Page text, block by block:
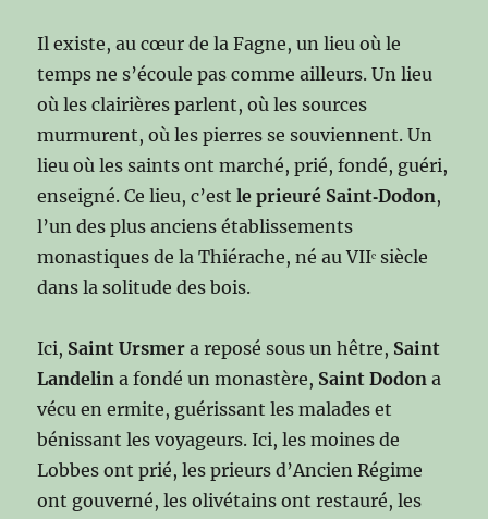
Il existe, au cœur de la Fagne, un lieu où le
temps ne s’écoule pas comme ailleurs. Un lieu
où les clairières parlent, où les sources
murmurent, où les pierres se souviennent. Un
lieu où les saints ont marché, prié, fondé, guéri,
enseigné. Ce lieu, c’estle prieuré Saint‑Dodon,
l’un des plus anciens établissements
monastiques de la Thiérache, né au VIIᵉ siècle
dans la solitude des bois.
Ici, Saint Ursmer a reposé sous un hêtre, Saint
Landelin a fondé un monastère, Saint Dodon a
vécu en ermite, guérissant les malades et
bénissant les voyageurs. Ici, les moines de
Lobbes ont prié, les prieurs d’Ancien Régime
ont gouverné, les olivétains ont restauré, les